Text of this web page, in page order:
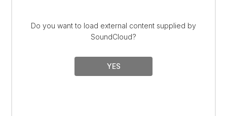
Do you want to load external content supplied by
SoundCloud?
YES